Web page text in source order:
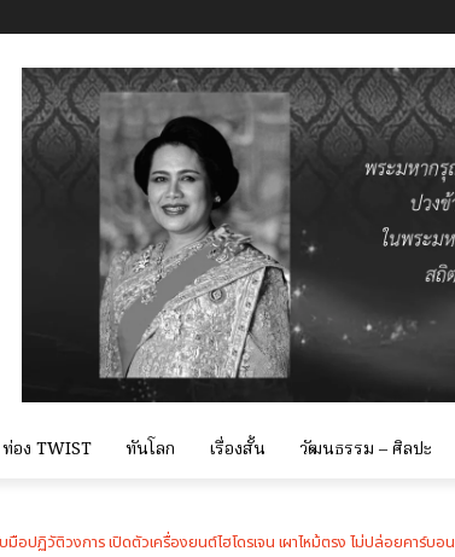
อง TWIST ทันโลก เรื่องสั้น วัฒนธรรม – ศิลปะ
มือปฏิวัติวงการ เปิดตัวเครื่องยนต์ไฮโดรเจน เผาไหม้ตรง ไม่ปล่อยคาร์บอน